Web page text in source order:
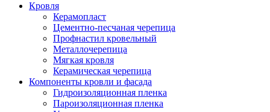
Кровля
Керамопласт
Цементно-песчаная черепица
Профнастил кровельный
Металлочерепица
Мягкая кровля
Керамическая черепица
Компоненты кровли и фасада
Гидроизоляционная пленка
Пароизоляционная пленка